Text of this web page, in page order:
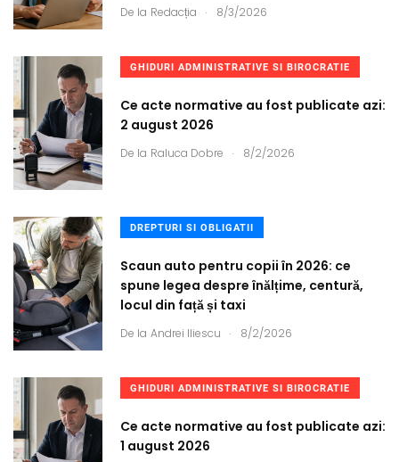
De la Redacția . 8/3/2026
GHIDURI ADMINISTRATIVE SI BIROCRATIE
Ce acte normative au fost publicate azi:
2 august 2026
De la Raluca Dobre . 8/2/2026
DREPTURI SI OBLIGATII
Scaun auto pentru copii în 2026: ce
spune legea despre înălțime, centură,
locul din față și taxi
De la Andrei Iliescu . 8/2/2026
GHIDURI ADMINISTRATIVE SI BIROCRATIE
Ce acte normative au fost publicate azi:
1 august 2026